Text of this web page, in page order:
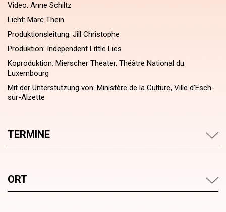
Video: Anne Schiltz
Licht: Marc Thein
Produktionsleitung: Jill Christophe
Produktion: Independent Little Lies
Koproduktion: Mierscher Theater, Théâtre National du
Luxembourg
Mit der Unterstützung von: Ministère de la Culture, Ville d’Esch-
sur-Alzette
TERMINE
ORT